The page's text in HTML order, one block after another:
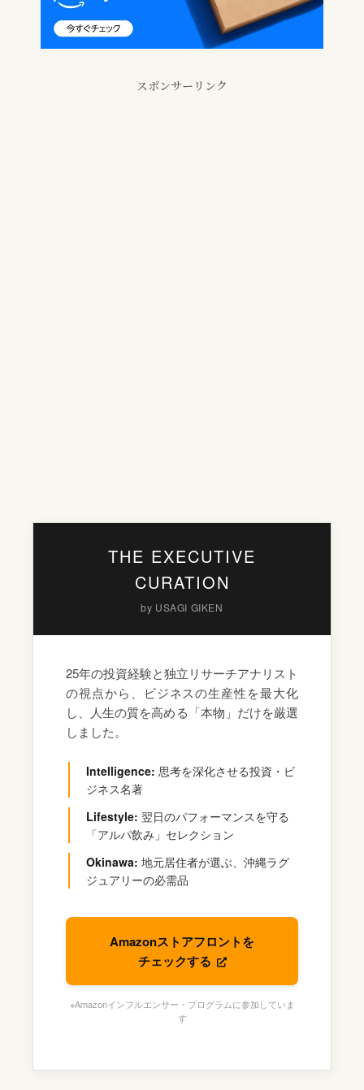
スポンサーリンク
THE EXECUTIVE
CURATION
by USAGI GIKEN
25年の投資経験と独立リサーチアナリスト
の視点から、ビジネスの生産性を最大化
し、人生の質を高める「本物」だけを厳選
しました。
Intelligence: 思考を深化させる投資・ビ
ジネス名著
Lifestyle: 翌日のパフォーマンスを守る
「アルパ飲み」セレクション
Okinawa: 地元居住者が選ぶ、沖縄ラグ
ジュアリーの必需品
Amazonストアフロントを
チェックする
※Amazonインフルエンサー・プログラムに参加していま
す